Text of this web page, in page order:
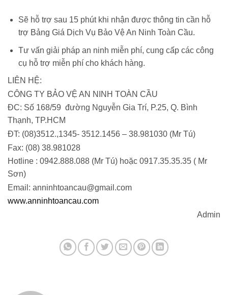
Sẽ hỗ trợ sau 15 phút khi nhận được thông tin cần hỗ
trợ Bảng Giá Dịch Vụ Bảo Vệ An Ninh Toàn Cầu.
Tư vấn giải pháp an ninh miễn phí, cung cấp các công
cụ hỗ trợ miễn phí cho khách hàng.
LIÊN HỆ:
CÔNG TY BẢO VỆ AN NINH TOÀN CẦU
ĐC: Số 168/59 đường Nguyễn Gia Trí, P.25, Q. Bình
Thạnh, TP.HCM
ĐT: (08)3512.,1345- 3512.1456 – 38.981030 (Mr Tú)
Fax: (08) 38.981028
Hotline : 0942.888.088 (Mr Tú) hoặc 0917.35.35.35 ( Mr
Sơn)
Email: anninhtoancau@gmail.com
www.anninhtoancau.com
Admin